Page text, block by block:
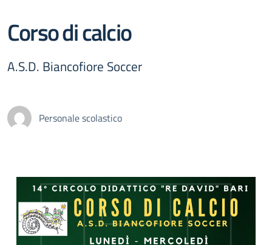
Corso di calcio
A.S.D. Biancofiore Soccer
Personale scolastico